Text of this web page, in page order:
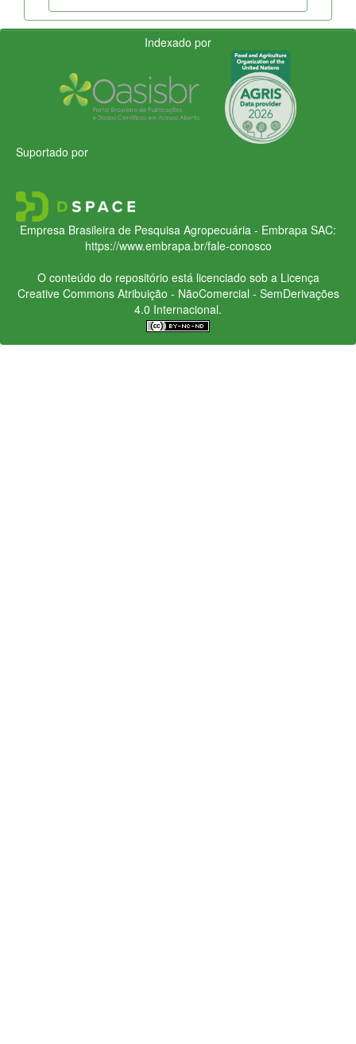
Indexado por
Suportado por
Empresa Brasileira de Pesquisa Agropecuária - Embrapa SAC:
https://www.embrapa.br/fale-conosco
O conteúdo do repositório está licenciado sob a Licença
Creative CommonsAtribuição - NãoComercial - SemDerivações
4.0 Internacional.